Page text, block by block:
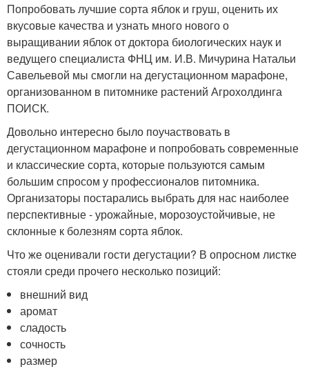
Попробовать лучшие сорта яблок и груш, оценить их
вкусовые качества и узнать много нового о
выращивании яблок от доктора биологических наук и
ведущего специалиста ФНЦ им. И.В. Мичурина Натальи
Савельевой мы смогли на дегустационном марафоне,
организованном в питомнике растений Агрохолдинга
ПОИСК.
Довольно интересно было поучаствовать в
дегустационном марафоне и попробовать современные
и классические сорта, которые пользуются самым
большим спросом у профессионалов питомника.
Организаторы постарались выбрать для нас наиболее
перспективные - урожайные, морозоустойчивые, не
склонные к болезням сорта яблок.
Что же оценивали гости дегустации? В опросном листке
стояли среди прочего несколько позиций:
внешний вид
аромат
сладость
сочность
размер